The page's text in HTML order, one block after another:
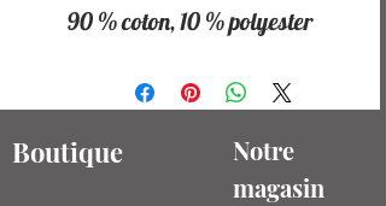
90 % coton, 10 % polyester
Boutique
Notre
magasin